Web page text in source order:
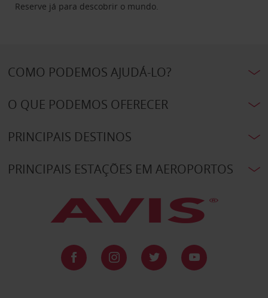
Reserve já para descobrir o mundo.
COMO PODEMOS AJUDÁ-LO?
O QUE PODEMOS OFERECER
PRINCIPAIS DESTINOS
PRINCIPAIS ESTAÇÕES EM AEROPORTOS